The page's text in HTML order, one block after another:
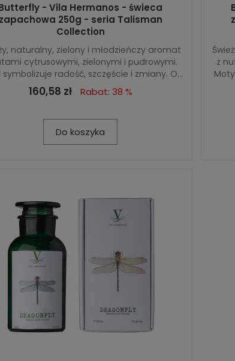
- Vila Hermanos - świeca
zapachowa 250g - seria Talisman
Collection
naturalny, zielony i młodzieńczy aromat
cytrusowymi, zielonymi i pudrowymi.
symbolizuje radość, szczęście i zmiany. O...
160,58 zł Rabat: 38 %
Do koszyka
z